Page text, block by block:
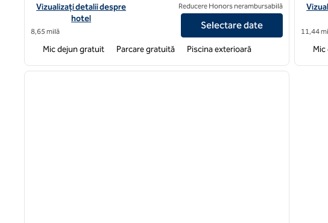
Vizualizați detaliile hotelului Hampton Inn Charleston/Mt. Punct-Patriot plăcut
Vizualizați detalii despre
hotel
8,65 milă
Reducere Honors nerambursabilă
Selectare date
Mic dejun gratuit Parcare gratuită Piscina exterioară
11,44
1 din 12
imaginea